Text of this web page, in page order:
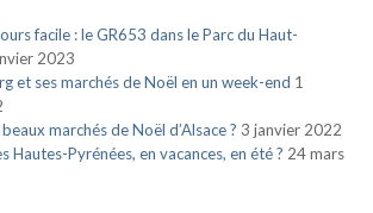
facile : le GR653 dans le Parc du Haut-
2023
et ses marchés de Noël en un week-end 1
marchés de Noël d’Alsace ? 3 janvier 2022
Hautes-Pyrénées, en vacances, en été ? 24 mars